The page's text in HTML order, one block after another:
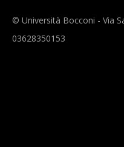
© Università Bocconi - Via
03628350153